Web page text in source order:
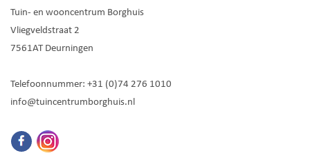
Tuin- en wooncentrum Borghuis
Vliegveldstraat 2
7561AT Deurningen
Telefoonnummer: +31 (0)74 276 1010
info@tuincentrumborghuis.nl